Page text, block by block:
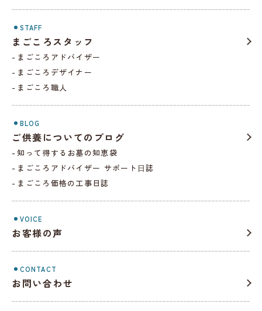
STAFF
まごころスタッフ
まごころアドバイザー
まごころデザイナー
まごころ職人
BLOG
ご供養についてのブログ
知って得するお墓の知恵袋
まごころアドバイザー サポート⽇誌
まごころ価格の工事日誌
VOICE
お客様の声
CONTACT
お問い合わせ